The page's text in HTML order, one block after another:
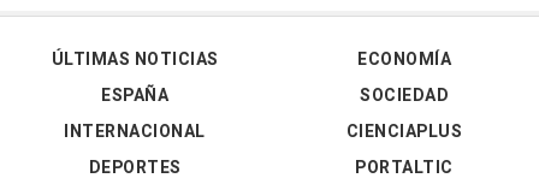
ÚLTIMAS NOTICIAS
ESPAÑA
INTERNACIONAL
DEPORTES
ECONOMÍA
SOCIEDAD
CIENCIAPLUS
PORTALTIC